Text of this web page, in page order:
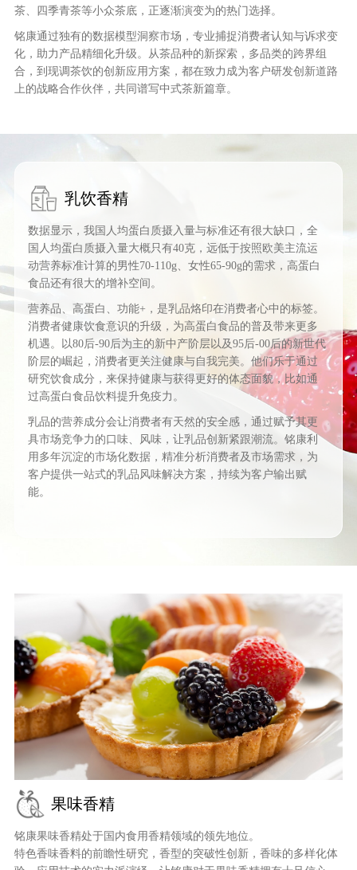
茶、四季青茶等小众茶底，正逐渐演变为的热门选择。
铭康通过独有的数据模型洞察市场，专业捕捉消费者认知与诉求变
化，助力产品精细化升级。从茶品种的新探索，多品类的跨界组
合，到现调茶饮的创新应用方案，都在致力成为客户研发创新道路
上的战略合作伙伴，共同谱写中式茶新篇章。
乳饮香精
数据显示，我国人均蛋白质摄入量与标准还有很大缺口，全
国人均蛋白质摄入量大概只有40克，远低于按照欧美主流运
动营养标准计算的男性70-110g、女性65-90g的需求，高蛋白
食品还有很大的增补空间。
营养品、高蛋白、功能+，是乳品烙印在消费者心中的标签。
消费者健康饮食意识的升级，为高蛋白食品的普及带来更多
机遇。以80后-90后为主的新中产阶层以及95后-00后的新世代
阶层的崛起，消费者更关注健康与自我完美。他们乐于通过
研究饮食成分，来保持健康与获得更好的体态面貌，比如通
过高蛋白食品饮料提升免疫力。
乳品的营养成分会让消费者有天然的安全感，通过赋予其更
具市场竞争力的口味、风味，让乳品创新紧跟潮流。铭康利
用多年沉淀的市场化数据，精准分析消费者及市场需求，为
客户提供一站式的乳品风味解决方案，持续为客户输出赋
能。
果味香精
铭康果味香精处于国内食用香精领域的领先地位。
特色香味香料的前瞻性研究，香型的突破性创新，香味的多样化体